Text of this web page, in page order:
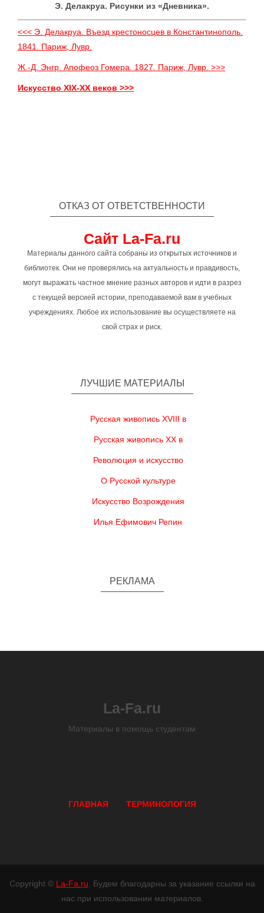
Э. Делакруа. Рисунки из «Дневника».
<<< Э. Делакруа. Въезд крестоносцев в Константинополь.
1841. Париж, Лувр.
Ж.-Д. Энгр. Апофеоз Гомера. 1827. Париж, Лувр. >>>
Искусство XIX-XX веков >>>
ОТКАЗ ОТ ОТВЕТСТВЕННОСТИ
Сайт La-Fa.ru
Материалы данного сайта собраны из открытых источников и
библиотек. Они не проверялись на актуальность и правдивость,
могут выражать частное мнение разных авторов и идти в разрез
с текущей версией истории, преподаваемой вам в учебных
учреждениях. Любое их использование вы осуществляете на
свой страх и риск.
ЛУЧШИЕ МАТЕРИАЛЫ
Русская живопись XVIII в
Русская живопись XX в
Революция и искусство
О Русской культуре
Искусство Возрождения
Илья Ефимович Репин
РЕКЛАМА
La-Fa.ru
Материалы в помощь студентам
ГЛАВНАЯ ТЕРМИНОЛОГИЯ
Copyright © La-Fa.ru . Будем благодарны за указание ссылки на
нас при использовании материалов.